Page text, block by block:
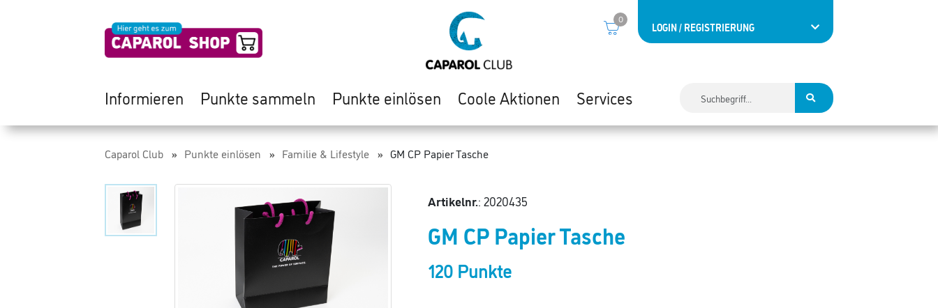
0
LOGIN / REGISTRIERUNG
Informieren Punkte sammeln Punkte einlösen Coole Aktionen Services
Caparol Club Punkte einlösen Familie & Lifestyle GM CP Papier Tasche
Artikelnr.: 2020435
GM CP Papier Tasche
120 Punkte